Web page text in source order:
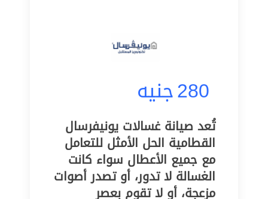
280جنيه
تُعد صيانة غسالات يونيفرسال
القطامية الحل الأمثل للتعامل
مع جميع الأعطال سواء كانت
الغسالة لا تدور، أو تصدر أصوات
مزعجة، أو لا تقوم بعصر